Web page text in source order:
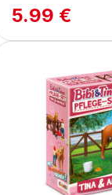
5.99 €